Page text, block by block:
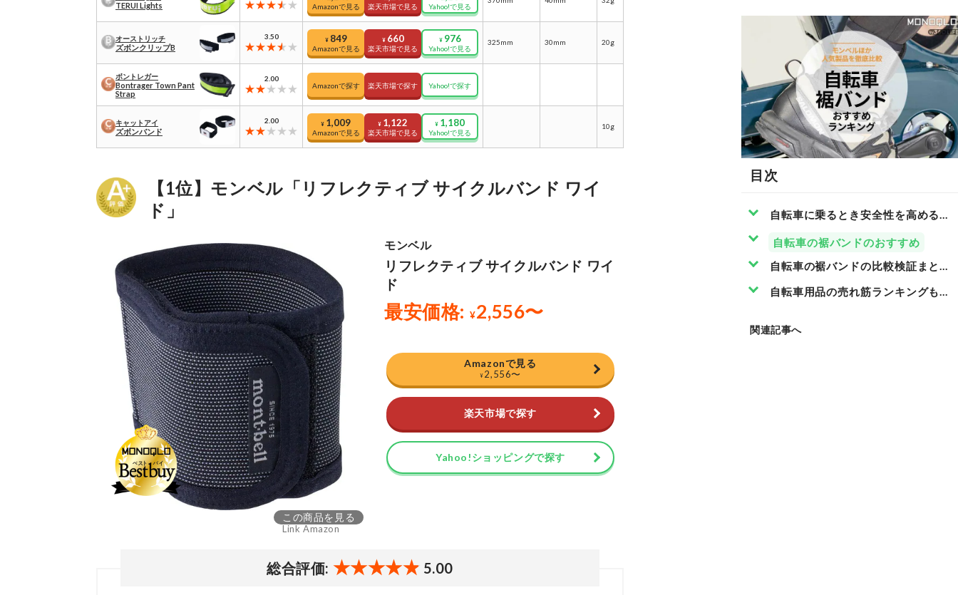
TERUI Lights Amazonで見る 楽天市場で見る Yahoo!で見る
オーストリッチ
ズボンクリップB
3.50 ¥ 849
Amazonで見る
¥ 660
楽天市場で見る
¥ 976
Yahoo!で見る
325mm 30mm 20g
ボントレガー
Bontrager Town Pant
Strap
2.00
Amazonで探す 楽天市場で探す Yahoo!で探す
キャットアイ
ズボンバンド
2.00 ¥ 1,009
Amazonで見る
¥ 1,122
楽天市場で見る
¥ 1,180
Yahoo!で見る
10g
【1位】モンベル「リフレクティブ サイクルバンド ワイ
ド」
この商品を見る
Link Amazon
Amazonで見る
¥ 2,556〜
楽天市場で探す
Yahoo!ショッピングで探す
総合評価: 5.00
目次
自転車に乗るとき安全性を高めるア
自転車の裾バンドのおすすめ
自転車の裾バンドの比較検証まとめ
自転車用品の売れ筋ランキングもチ
関連記事へ